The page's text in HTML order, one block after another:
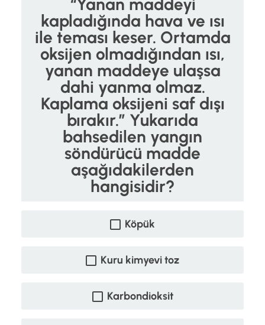
kapladığında hava ve ısı
ile teması keser. Ortamda
oksijen olmadığından ısı,
yanan maddeye ulaşsa
dahi yanma olmaz.
Kaplama oksijeni saf dışı
bırakır.” Yukarıda
bahsedilen yangın
söndürücü madde
aşağıdakilerden
hangisidir?
Köpük
Kuru kimyevi toz
Karbondioksit